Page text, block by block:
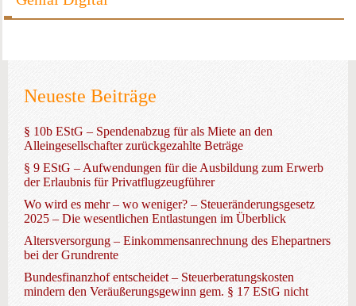
Neueste Beiträge
§ 10b EStG – Spendenabzug für als Miete an den
Alleingesellschafter zurückgezahlte Beträge
§ 9 EStG – Aufwendungen für die Ausbildung zum Erwerb
der Erlaubnis für Privatflugzeugführer
Wo wird es mehr – wo weniger? – Steueränderungsgesetz
2025 – Die wesentlichen Entlastungen im Überblick
Altersversorgung – Einkommensanrechnung des Ehepartners
bei der Grundrente
Bundesfinanzhof entscheidet – Steuerberatungskosten
mindern den Veräußerungsgewinn gem. § 17 EStG nicht